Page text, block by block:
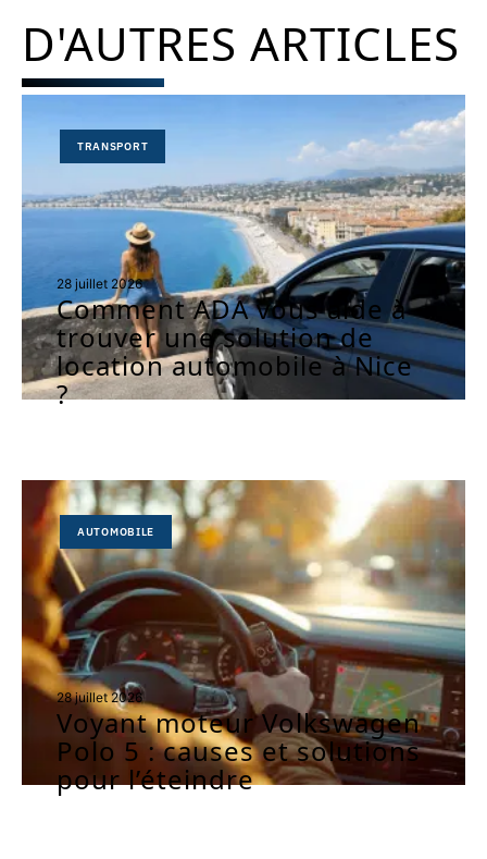
D'AUTRES ARTICLES
TRANSPORT
28 juillet 2026
Comment ADA vous aide à
trouver une solution de
location automobile à Nice
?
AUTOMOBILE
28 juillet 2026
Voyant moteur Volkswagen
Polo 5 : causes et solutions
pour l’éteindre